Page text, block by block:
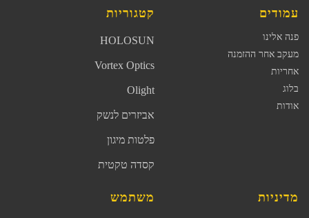
עמודים
פנה אלינו
מעקב אחר ההזמנה
אחריות
בלוג
אודות
קטגוריות
HOLOSUN
Vortex Optics
Olight
אביזרים לנשק
פלטות מיגון
קסדה טקטית
מדיניות משתמש